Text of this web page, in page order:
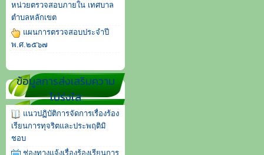
หน่วยตรวจสอบภายใน เทศบาล
ตำบลหลักเขต
แผนการตรวจสอบประจำปี
พ.ศ.๒๕๖๗
ข้อมูลการส่งเสริมความ
โปร่งใส
แนวปฏิบัติการจัดการเรื่องร้อง
เรียนการทุจริตและประพฤติมิ
ชอบ
ช่องทางแจ้งเรื่องร้องเรียนการ